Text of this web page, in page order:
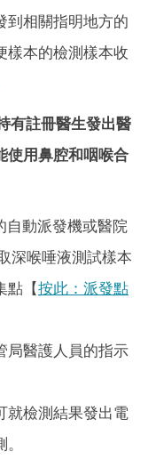
到相關指明地方的
樣本的檢測樣本收
有註冊醫生發出醫
使用鼻腔和咽喉合
自動派發機或醫院
深喉唾液測試樣本
點【按此：派發點
局醫護人員的指示
就檢測結果發出電